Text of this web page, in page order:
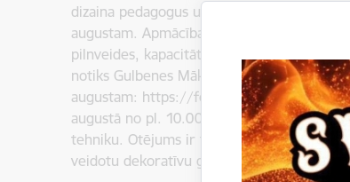
dizaina pedagogus uz lekciju un praktisko
augustam. Apmācības ir iecerētas kā
pilnveides, kapacitātes paaugstināšanas,
notiks Gulbenes Mākslas skolā, Vidus ielā
augustam: https://forms.gle/
augustā no pl. 10.00 līdz 17.30 piedāvājam
tehniku. Otējums ir tehnisks paņēmiens
veidotu dekoratīvu gleznojumu. Otējuma